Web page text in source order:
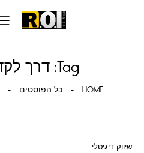
Tag: דרך לקדם אתר
HOME כל הפוסטים
שיווק דיגיטלי